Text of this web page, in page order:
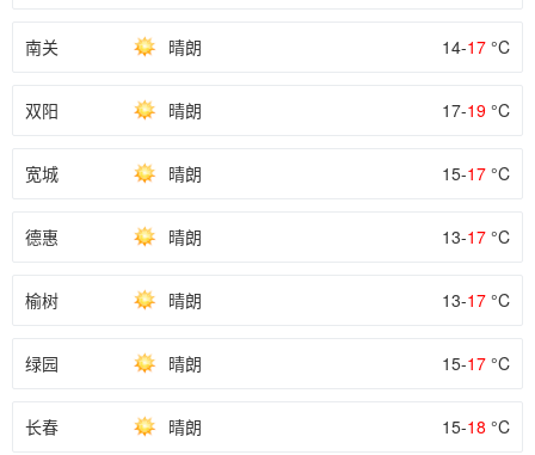
南关 晴朗 14-17 °C
双阳 晴朗 17-19 °C
宽城 晴朗 15-17 °C
德惠 晴朗 13-17 °C
榆树 晴朗 13-17 °C
绿园 晴朗 15-17 °C
长春 晴朗 15-18 °C